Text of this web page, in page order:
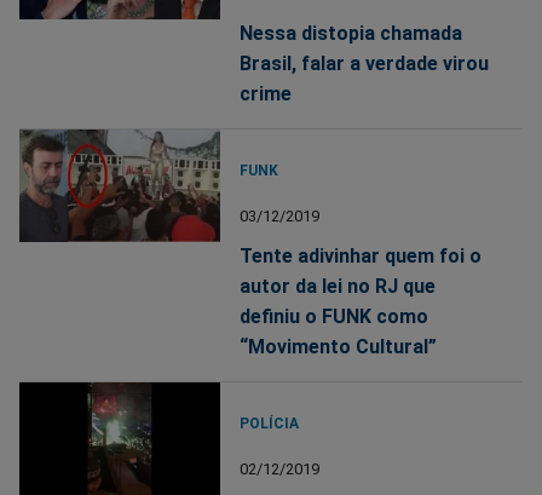
Nessa distopia chamada
Brasil, falar a verdade virou
crime
FUNK
03/12/2019
Tente adivinhar quem foi o
autor da lei no RJ que
definiu o FUNK como
“Movimento Cultural”
POLÍCIA
02/12/2019